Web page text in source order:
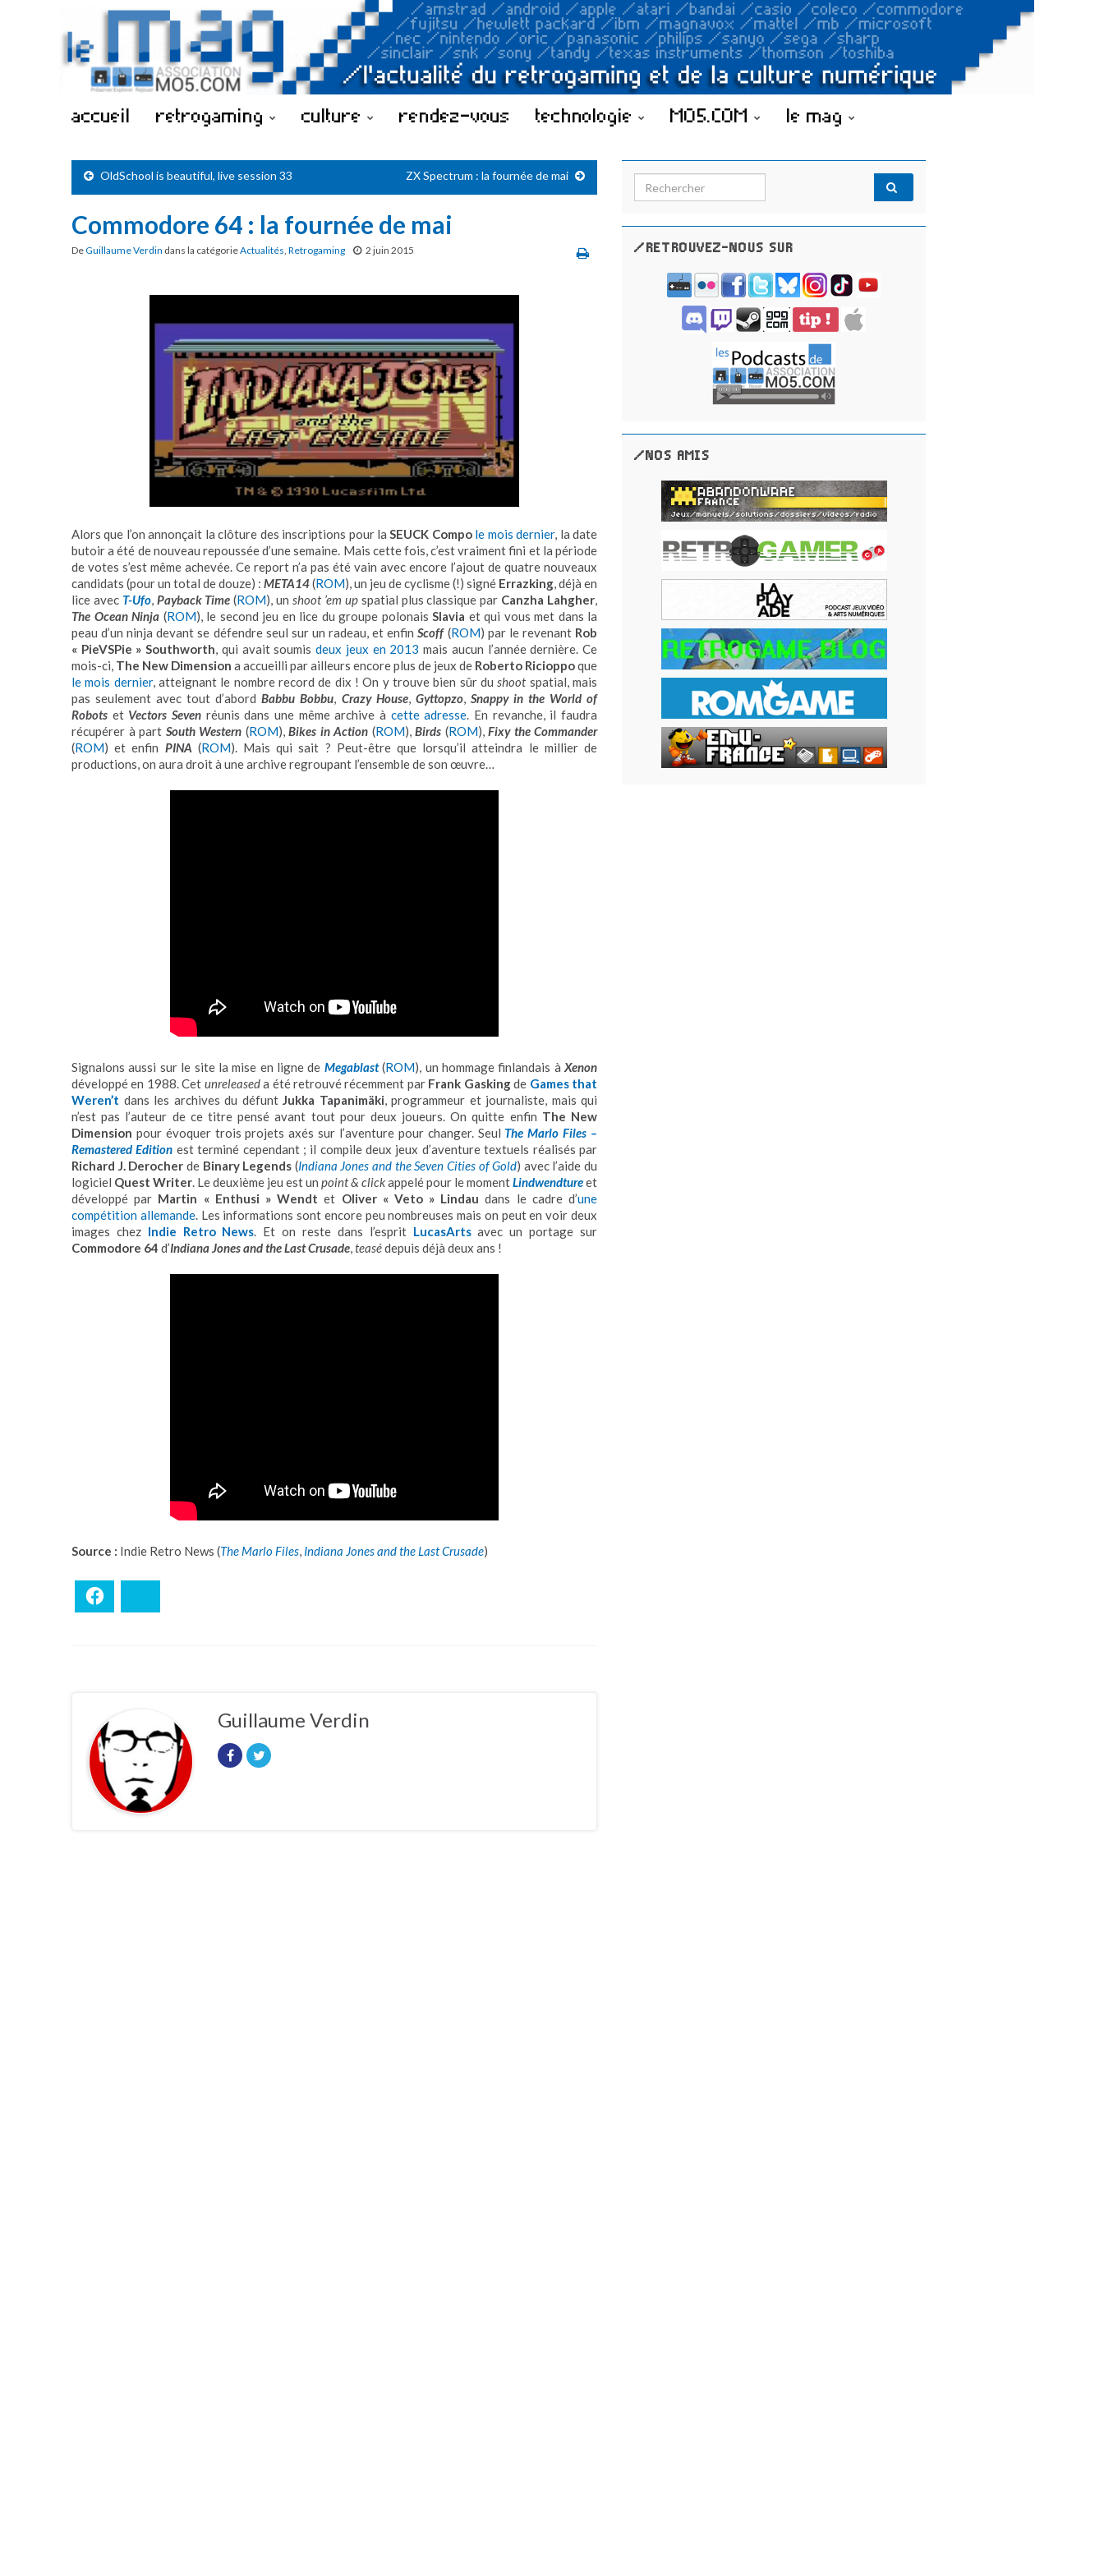
accueil retrogaming culture rendez-vous technologie MO5.COM le mag
OldSchool is beautiful, live session 33 ZX Spectrum : la fournée de mai
Commodore 64 : la fournée de mai
DeGuillaume Verdin dans la catégorieActualités, Retrogaming 2 juin 2015
Alors que l’on annonçait la clôture des inscriptions pour la SEUCK Compo le mois dernier, la date
butoir a été de nouveau repoussée d’une semaine. Mais cette fois, c’est vraiment fini et la période
de votes s’est même achevée. Ce report n’a pas été vain avec encore l’ajout de quatre nouveaux
candidats (pour un total de douze) : META14(ROM), un jeu de cyclisme (!) signé Errazking , déjà en
lice avec T-Ufo, Payback Time (ROM), un shoot ’em upspatial plus classique par Canzha Lahgher
The Ocean Ninja (ROM), le second jeu en lice du groupe polonais Slavia et qui vous met dans la
peau d’un ninja devant se défendre seul sur un radeau, et enfinScoff (ROM) par le revenant Rob
« PieVSPie » Southworth , qui avait soumisdeux jeux en 2013 mais aucun l’année dernière. Ce
mois-ci, The New Dimension a accueilli par ailleurs encore plus de jeux de Roberto Ricioppoque
le mois dernier, atteignant le nombre record de dix ! On y trouve bien sûr du shootspatial, mais
pas seulement avec tout d’abordBabbu Bobbu Crazy House, Gyttopzo, Snappy in the World of
Robots et Vectors Seven réunis dans une même archive à cette adresse . En revanche, il faudra
récupérer à part South Western (ROM), Bikes in Action (ROM), Birds (ROM), Fixy the Commander
(ROM) et enfin PINA (ROM). Mais qui sait ? Peut-être que lorsqu’il atteindra le millier de
productions, on aura droit à une archive regroupant l’ensemble de son œuvre…
Signalons aussi sur le site la mise en ligne de Megablast(ROM), un hommage finlandais à Xenon
développé en 1988. Cet unreleaseda été retrouvé récemment par Frank Gaskingde Games that
Weren’t dans les archives du défunt Jukka Tapanimäki , programmeur et journaliste, mais qui
n’est pas l’auteur de ce titre pensé avant tout pour deux joueurs. On quitte enfin The New
Dimension pour évoquer trois projets axés sur l’aventure pour changer. Seul The Marlo Files –
Remastered Edition est terminé cependant ; il compile deux jeux d’aventure textuels réalisés par
Richard J. Derocher de Binary Legends (Indiana Jones and the Seven Cities of Gold) avec l’aide du
logiciel Quest Writer . Le deuxième jeu est un point & clickappelé pour le momentLindwendtureet
développé par Martin « Enthusi » Wendt et Oliver « Veto » Lindau dans le cadre d’une
compétition allemande. Les informations sont encore peu nombreuses mais on peut en voir deux
images chez Indie Retro News . Et on reste dans l’esprit LucasArtsavec un portage sur
Commodore 64 d’Indiana Jones and the Last Crusade teasédepuis déjà deux ans !
Source : Indie Retro News (The Marlo Files Indiana Jones and the Last Crusade)
Guillaume Verdin
Search for:
/RETROUVEZ-NOUS SUR
/NOS AMIS